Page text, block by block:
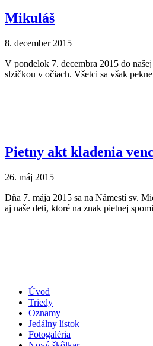
Mikuláš
8. december 2015
V pondelok 7. decembra 2015 do
slzičkou v očiach. Všetci sa však
Pietny akt kladenia
26. máj 2015
Dňa 7. mája 2015 sa na Námestí sv.
aj naše deti, ktoré na znak pietnej
Stránky
Úvod
Triedy
Oznamy
Jedálny lístok
Fotogaléria